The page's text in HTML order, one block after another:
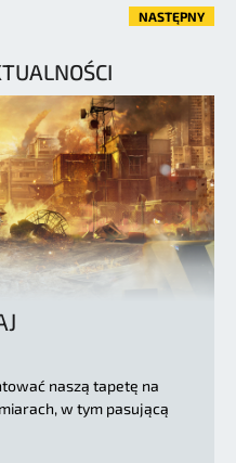
NASTĘPNY
naszą tapetę na
w tym pasującą